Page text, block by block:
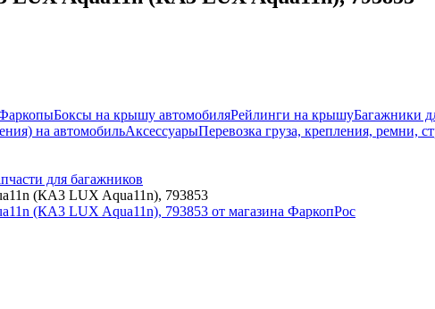
Боксы на крышу автомобиляРейлинги на крышуБагажники
на автомобильАксессуарыПеревозка груза, крепления, ремни,
для багажников
(КА3 LUX Aqua11n), 793853